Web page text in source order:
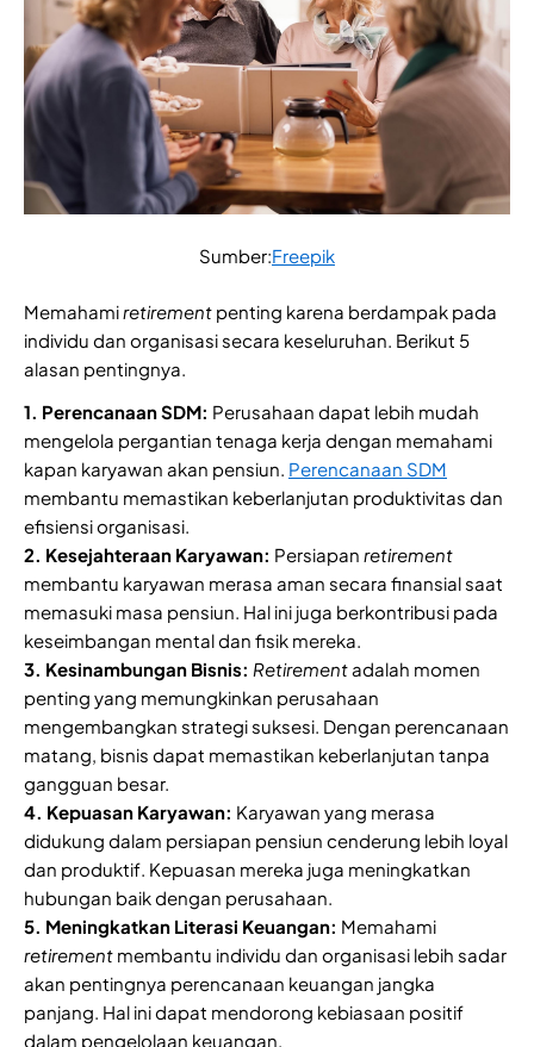
Sumber:Freepik
Memahamiretirement penting karena berdampak pada
individu dan organisasi secara keseluruhan. Berikut 5
alasan pentingnya.
1. Perencanaan SDM: Perusahaan dapat lebih mudah
mengelola pergantian tenaga kerja dengan memahami
kapan karyawan akan pensiun. Perencanaan SDM
membantu memastikan keberlanjutan produktivitas dan
efisiensi organisasi.
2. Kesejahteraan Karyawan: Persiapan retirement
membantu karyawan merasa aman secara finansial saat
memasuki masa pensiun. Hal ini juga berkontribusi pada
keseimbangan mental dan fisik mereka.
3. Kesinambungan Bisnis: Retirementadalah momen
penting yang memungkinkan perusahaan
mengembangkan strategi suksesi. Dengan perencanaan
matang, bisnis dapat memastikan keberlanjutan tanpa
gangguan besar.
4. Kepuasan Karyawan: Karyawan yang merasa
didukung dalam persiapan pensiun cenderung lebih loyal
dan produktif. Kepuasan mereka juga meningkatkan
hubungan baik dengan perusahaan.
5. Meningkatkan Literasi Keuangan: Memahami
retirement membantu individu dan organisasi lebih sadar
akan pentingnya perencanaan keuangan jangka
panjang. Hal ini dapat mendorong kebiasaan positif
dalam pengelolaan keuangan.